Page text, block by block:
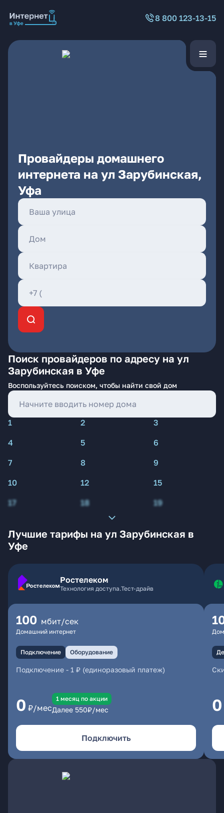
8 800 123-13-15
Провайдеры домашнего
интернета на ул Зарубинская,
Уфа
Поиск провайдеров по адресу на ул
Зарубинская в Уфе
Воспользуйтесь поиском, чтобы найти свой дом
1 2
3
4
5
6
7
8
9
10
12
15
17
18 19
Лучшие тарифы на ул Зарубинская в
Уфе
Ростелеком
Технология доступа.Тест-драйв
100 мбит/сек
Домашний интернет
Подключение Оборудование
Подключение - 1 ₽ (единоразовый платеж)
0 ₽/мес
1 месяц по акции
Далее 550₽/мес
Подключить
0